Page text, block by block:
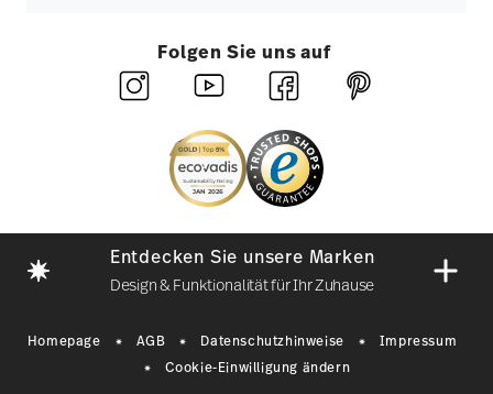
Folgen Sie uns auf
Entdecken Sie unsere Marken
Design & Funktionalität für Ihr Zuhause
Homepage AGB Datenschutzhinweise
Impressum
Cookie-Einwilligung ändern